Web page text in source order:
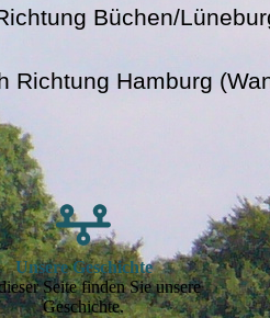
Büchen/
Richtung Hamburg
Unsere Geschichte
Seite finden Sie unsere
Geschichte.